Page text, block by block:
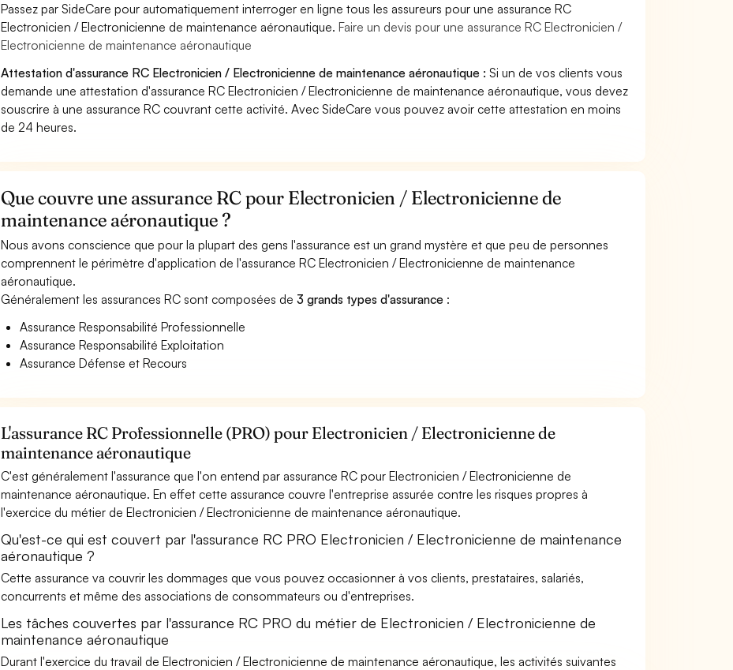
Passez par SideCare pour automatiquement interroger en ligne tous les assureurs pour une assurance RC
Electronicien / Electronicienne de maintenance aéronautique.Faire un devis pour une assurance RC Electronicien /
Electronicienne de maintenance aéronautique
Attestation d'assurance RC Electronicien / Electronicienne de maintenance aéronautique : Si un de vos clients vous
demande une attestation d'assurance RC Electronicien / Electronicienne de maintenance aéronautique, vous devez
souscrire à une assurance RC couvrant cette activité. Avec SideCare vous pouvez avoir cette attestation en moins
de 24 heures.
Que couvre une assurance RC pour Electronicien / Electronicienne de
maintenance aéronautique ?
Nous avons conscience que pour la plupart des gens l'assurance est un grand mystère et que peu de personnes
comprennent le périmètre d'application de l'assurance RC Electronicien / Electronicienne de maintenance
aéronautique.
Généralement les assurances RC sont composées de3 grands types d'assurance :
Assurance Responsabilité Professionnelle
Assurance Responsabilité Exploitation
Assurance Défense et Recours
L'assurance RC Professionnelle (PRO) pour Electronicien / Electronicienne de
maintenance aéronautique
C'est généralement l'assurance que l'on entend par assurance RC pour Electronicien / Electronicienne de
maintenance aéronautique. En effet cette assurance couvre l'entreprise assurée contre les risques propres à
l'exercice du métier de Electronicien / Electronicienne de maintenance aéronautique.
Qu'est-ce qui est couvert par l'assurance RC PRO Electronicien / Electronicienne de maintenance
aéronautique ?
Cette assurance va couvrir les dommages que vous pouvez occasionner à vos clients, prestataires, salariés,
concurrents et même des associations de consommateurs ou d'entreprises.
Les tâches couvertes par l'assurance RC PRO du métier de Electronicien / Electronicienne de
maintenance aéronautique
Durant l'exercice du travail de Electronicien / Electronicienne de maintenance aéronautique, les activités suivantes